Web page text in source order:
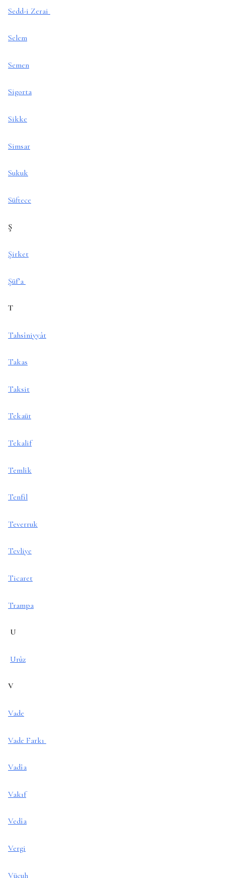
Sedd-i Zerai
Selem
Semen
Sigorta
Sikke
Simsar
Sukuk
Süftece
Ş
Şirket
Şüf’a
T
Tahsîniyyât
Takas
Taksit
Tekaüt
Tekalif
Temlik
Tenfil
Teverruk
Tevliye
Ticaret
Trampa
U
Urûz
V
Vade
Vade Farkı
Vadîa
Vakıf
Vedîa
Vergi
Vücuh